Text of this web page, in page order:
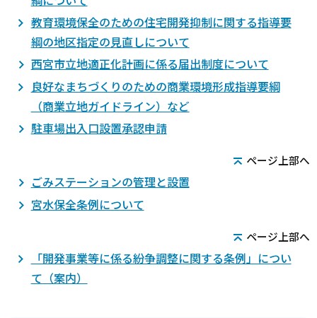
教育環境保全のための住宅開発抑制に関する指導要
綱の地区指定の見直しについて
西宮市立地適正化計画に係る届出制度について
良好なまちづくりのための商業環境形成指導要綱
（商業立地ガイドライン）など
駐車場出入口設置承認申請
ページ上部へ
ごみステーションの管理と設置
宮水保全条例について
ページ上部へ
「開発事業等に係る紛争調整に関する条例」につい
て（案内）